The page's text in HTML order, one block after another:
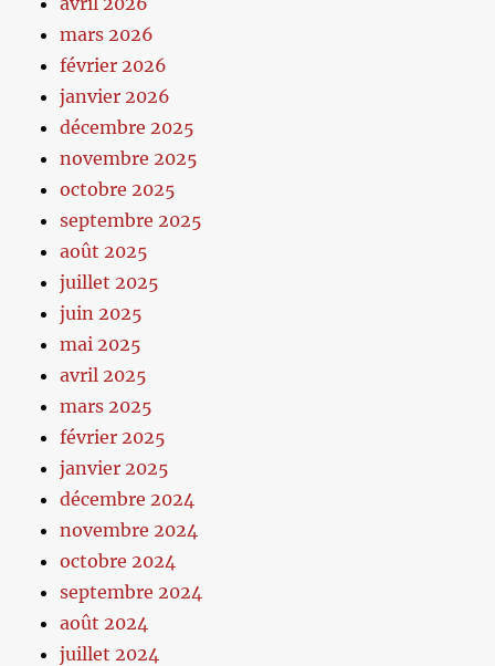
mars 2026
février 2026
janvier 2026
décembre 2025
novembre 2025
octobre 2025
septembre 2025
août 2025
juillet 2025
juin 2025
mai 2025
avril 2025
mars 2025
février 2025
janvier 2025
décembre 2024
novembre 2024
octobre 2024
septembre 2024
août 2024
juillet 2024